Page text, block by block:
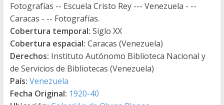
Fotografías -- Escuela Cristo Rey --- Venezuela - --
Caracas - -- Fotografías.
Cobertura temporal: Siglo XX
Cobertura espacial: Caracas (Venezuela)
Derechos: Instituto Autónomo Biblioteca Nacional y
de Servicios de Bibliotecas (Venezuela)
País: Venezuela
Fecha Original: 1920-40